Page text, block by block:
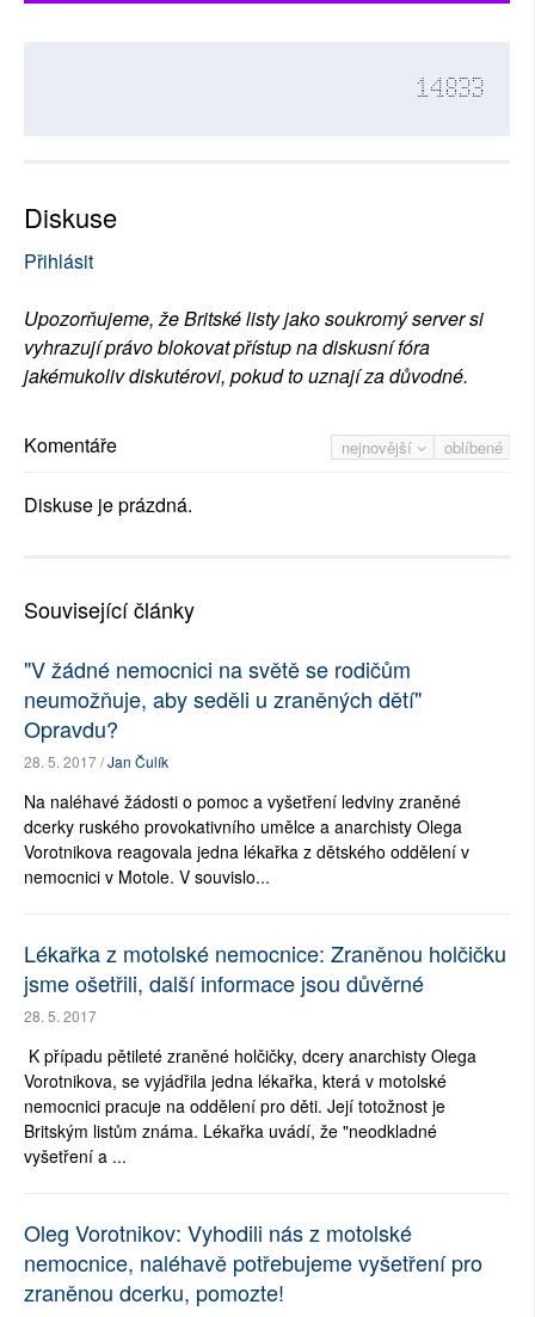
14833
Diskuse
Přihlásit
Upozorňujeme, že Britské listy jako soukromý server si
vyhrazují právo blokovat přístup na diskusní fóra
jakémukoliv diskutérovi, pokud to uznají za důvodné.
nejnovější oblíbené
Komentáře
Diskuse je prázdná.
Související články
"V žádné nemocnici na světě se rodičům
neumožňuje, aby seděli u zraněných dětí"
Opravdu?
28. 5. 2017 /Jan Čulík
Na naléhavé žádosti o pomoc a vyšetření ledviny zraněné
dcerky ruského provokativního umělce a anarchisty Olega
Vorotnikova reagovala jedna lékařka z dětského oddělení v
nemocnici v Motole. V souvislo...
Lékařka z motolské nemocnice: Zraněnou holčičku
jsme ošetřili, další informace jsou důvěrné
28. 5. 2017
K případu pětileté zraněné holčičky, dcery anarchisty Olega
Vorotnikova, se vyjádřila jedna lékařka, která v motolské
nemocnici pracuje na oddělení pro děti. Její totožnost je
Britským listům známa. Lékařka uvádí, že "neodkladné
vyšetření a ...
Oleg Vorotnikov: Vyhodili nás z motolské
nemocnice, naléhavě potřebujeme vyšetření pro
zraněnou dcerku, pomozte!